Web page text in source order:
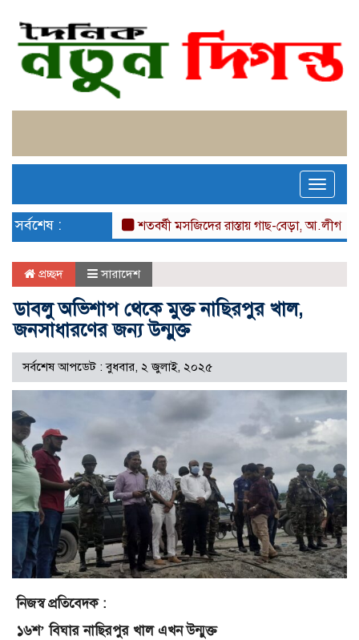
Toggle
সর্বশেষ : শতবর্ষী মসজিদের রাস্তায় গাছ-বেড়া, আ.লীগ নেতা
প্রচ্ছদ সারাদেশ
ডাবলু অভিশাপ থেকে মুক্ত নাছিরপুর খাল,
জনসাধারণের জন্য উন্মুক্ত
সর্বশেষ আপডেট : বুধবার, ২ জুলাই, ২০২৫
নিজস্ব প্রতিবেদক :
১৬শ’ বিঘার নাছিরপুর খাল এখন উন্মুক্ত